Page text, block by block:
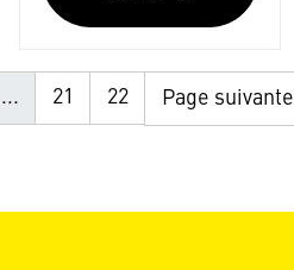
... 21 22 Page suivante